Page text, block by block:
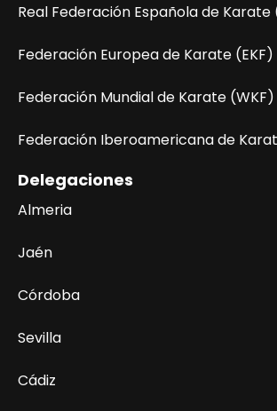
Real Federación Española de Karate
Federación Europea de Karate (EKF)
Federación Mundial de Karate (WKF)
Federación Iberoamericana de
Delegaciones
Almeria
Jaén
Córdoba
Sevilla
Cádiz